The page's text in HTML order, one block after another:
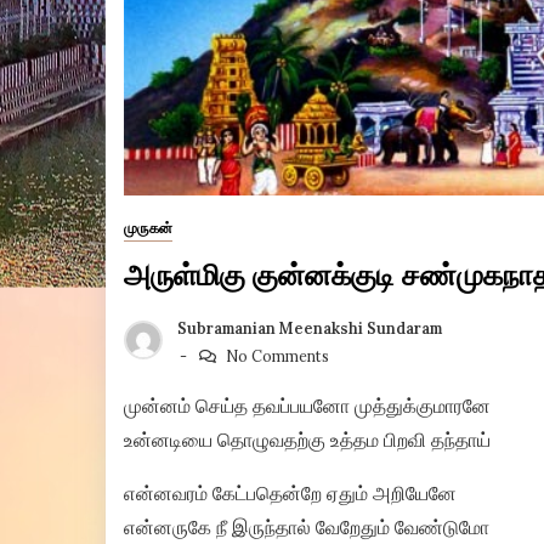
முருகன்
அருள்மிகு குன்னக்குடி
Subramanian Meenakshi Sundaram
No Comments
முன்னம் செய்த தவப்பயனோ முத்துக்குமாரனே
உன்னடியை தொழுவதற்கு உத்தம பிறவி தந்தாய்
என்னவரம் கேட்பதென்றே ஏதும் அறியேனே
என்னருகே நீ இருந்தால் வேறேதும் வேண்டுமோ